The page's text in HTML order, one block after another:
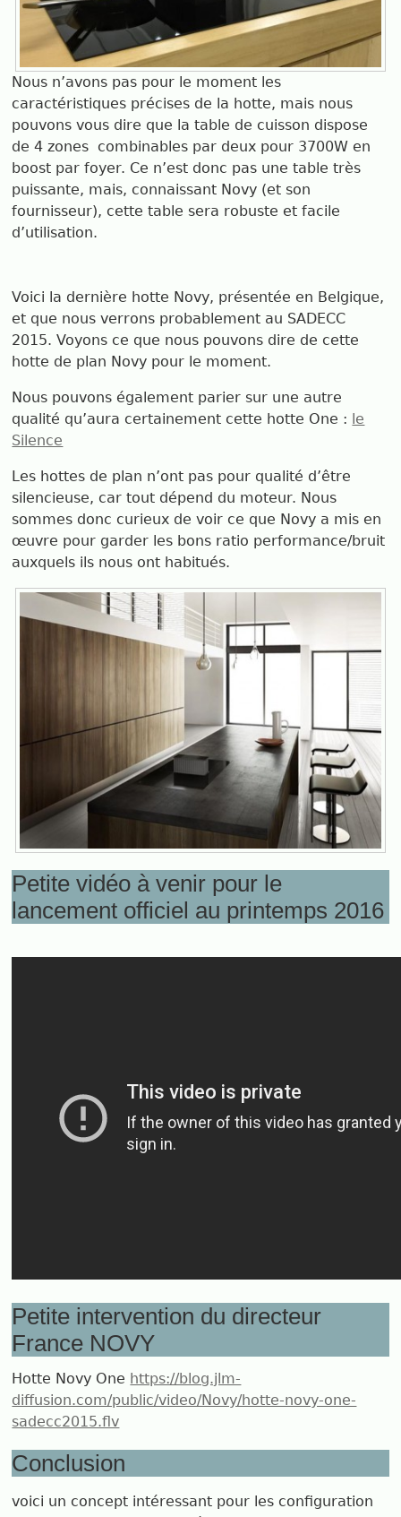
Nous n’avons pas pour le moment les
caractéristiques précises de la hotte, mais nous
pouvons vous dire que la table de cuisson dispose
de 4 zones combinables par deux pour 3700W en
boost par foyer. Ce n’est donc pas une table très
puissante, mais, connaissant Novy (et son
fournisseur), cette table sera robuste et facile
d’utilisation.
Voici la dernière hotte Novy, présentée en Belgique,
et que nous verrons probablement au SADECC
2015. Voyons ce que nous pouvons dire de cette
hotte de plan Novy pour le moment.
Nous pouvons également parier sur une autre
qualité qu’aura certainement cette hotte One : le
Silence
Les hottes de plan n’ont pas pour qualité d’être
silencieuse, car tout dépend du moteur. Nous
sommes donc curieux de voir ce que Novy a mis en
œuvre pour garder les bons ratio performance/bruit
auxquels ils nous ont habitués.
Petite vidéo à venir pour le
lancement officiel au printemps 2016
Petite intervention du directeur
France NOVY
Hotte Novy One https://blog.jlm-
diffusion.com/public/video/Novy/hotte-novy-one-
sadecc2015.flv
Conclusion
voici un concept intéressant pour les configuration